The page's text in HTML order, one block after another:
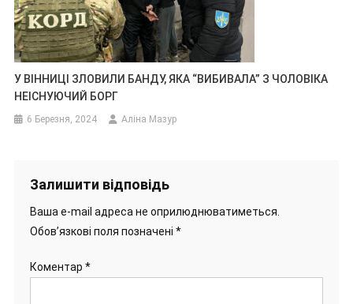
У ВІННИЦІ ЗЛОВИЛИ БАНДУ, ЯКА “ВИБИВАЛА” З ЧОЛОВІКА
НЕІСНУЮЧИЙ БОРГ
6 Березня, 2024 Аліна Мазур
Залишити відповідь
Ваша e-mail адреса не оприлюднюватиметься.
Обов’язкові поля позначені *
Коментар *